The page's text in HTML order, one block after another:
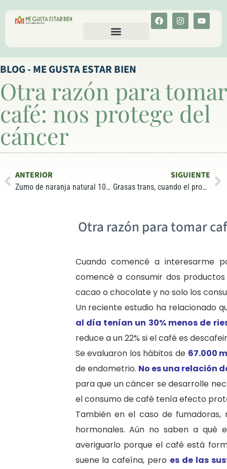
BLOG - ME GUSTA ESTAR BIEN
Otra razón para tomar
café: nos protege del
cáncer
ANTERIOR
Zumo de naranja natural 100%, química 100%
SIGUIENTE
Grasas trans, cuando el problema es la grasa
Otra razón para tomar
Cuando comencé a interesarme
comencé a consumir dos
cacao o chocolate y no solo los
Un reciente estudio ha relacionado
al día tenían un 30% menos de
reduce a un 22% si el café es
Se evaluaron los hábitos de 67.000
de endometrio. No es una relación
para que un cáncer se desarrolle
el consumo de café tenía efecto
También en el caso de
hormonales. Aún no saben a qué
averiguarlo porque el café está
suene la cafeína, pero es de las